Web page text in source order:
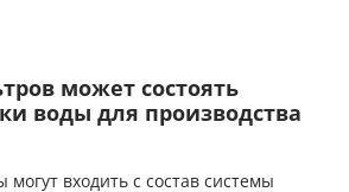
может состоять
воды для производства
могут входить с состав системы